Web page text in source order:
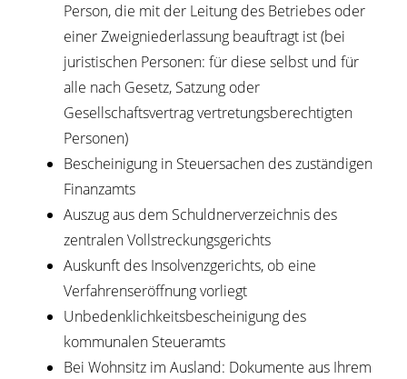
Person, die mit der Leitung des Betriebes oder
einer Zweigniederlassung beauftragt ist (bei
juristischen Personen: für diese selbst und für
alle nach Gesetz, Satzung oder
Gesellschaftsvertrag vertretungsberechtigten
Personen)
Bescheinigung in Steuersachen des zuständigen
Finanzamts
Auszug aus dem Schuldnerverzeichnis des
zentralen Vollstreckungsgerichts
Auskunft des Insolvenzgerichts, ob eine
Verfahrenseröffnung vorliegt
Unbedenklichkeitsbescheinigung des
kommunalen Steueramts
Bei Wohnsitz im Ausland: Dokumente aus Ihrem